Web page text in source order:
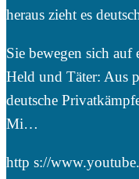
heraus zieht es
Sie bewegen sich auf
Held und Täter: Aus
deutsche
Mi…
http s://